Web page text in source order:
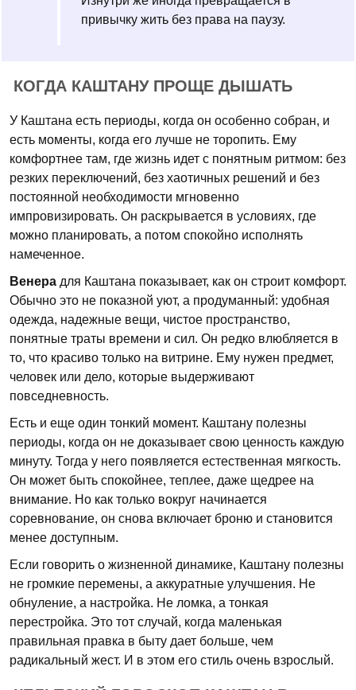
привычку жить без права на паузу.
КОГДА КАШТАНУ ПРОЩЕ ДЫШАТЬ
У Каштана есть периоды, когда он особенно собран, и
есть моменты, когда его лучше не торопить. Ему
комфортнее там, где жизнь идет с понятным ритмом: без
резких переключений, без хаотичных решений и без
постоянной необходимости мгновенно
импровизировать. Он раскрывается в условиях, где
можно планировать, а потом спокойно исполнять
намеченное.
Венера для Каштана показывает, как он строит комфорт.
Обычно это не показной уют, а продуманный: удобная
одежда, надежные вещи, чистое пространство,
понятные траты времени и сил. Он редко влюбляется в
то, что красиво только на витрине. Ему нужен предмет,
человек или дело, которые выдерживают
повседневность.
Есть и еще один тонкий момент. Каштану полезны
периоды, когда он не доказывает свою ценность каждую
минуту. Тогда у него появляется естественная мягкость.
Он может быть спокойнее, теплее, даже щедрее на
внимание. Но как только вокруг начинается
соревнование, он снова включает броню и становится
менее доступным.
Если говорить о жизненной динамике, Каштану полезны
не громкие перемены, а аккуратные улучшения. Не
обнуление, а настройка. Не ломка, а тонкая
перестройка. Это тот случай, когда маленькая
правильная правка в быту дает больше, чем
радикальный жест. И в этом его стиль очень взрослый.